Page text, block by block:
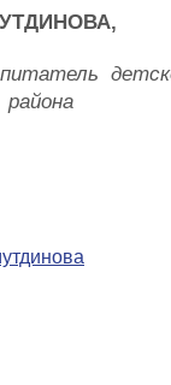
района